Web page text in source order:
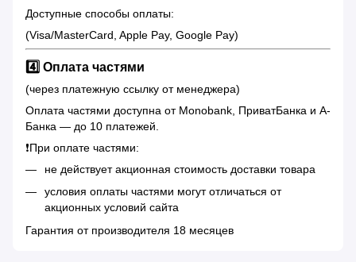
Доступные способы оплаты:
(Visa/MasterCard, Apple Pay, Google Pay)
4️⃣ Оплата частями
(через платежную ссылку от менеджера)
Оплата частями доступна от Monobank, ПриватБанка и А-
Банка — до 10 платежей.
❗️При оплате частями:
не действует акционная стоимость доставки товара
условия оплаты частями могут отличаться от
акционных условий сайта
Гарантия от производителя 18 месяцев